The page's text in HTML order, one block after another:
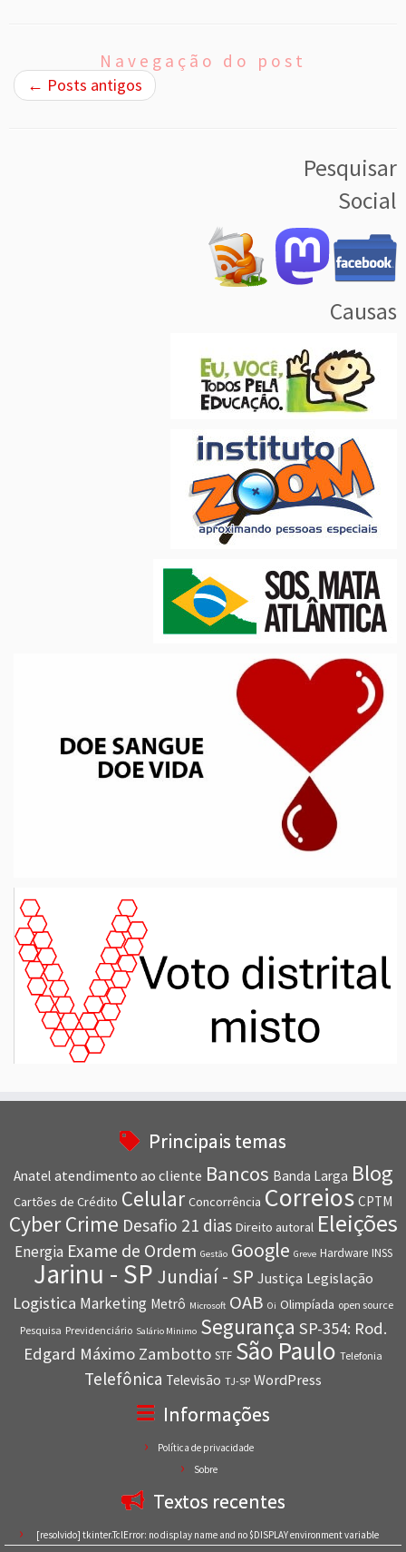
Navegação do post
← Posts antigos
Pesquisar
Social
Causas
Principais temas
Anatel atendimento ao cliente Bancos Banda Larga Blog
Cartões de Crédito Celular Concorrência Correios CPTM
Cyber Crime Desafio 21 dias Direito autoral Eleições
Energia Exame de Ordem Gestão Google Greve Hardware INSS
Jarinu - SP Jundiaí - SP Justiça Legislação
Logistica Marketing Metrô Microsoft OAB Oi Olimpíada open source
Pesquisa Previdenciário Salário Minimo Segurança SP-354: Rod.
Edgard Máximo Zambotto STF São Paulo Telefonia
Telefônica Televisão TJ-SP WordPress
Informações
Política de privacidade
Sobre
Textos recentes
[resolvido] tkinter.TclError: no display name and no $DISPLAY environment variable